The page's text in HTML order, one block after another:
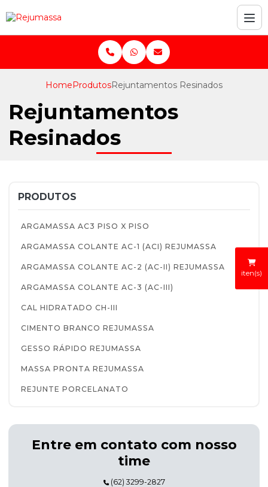
iten(s)
HomeProdutosRejuntamentos Resinados
Rejuntamentos
Resinados
PRODUTOS
ARGAMASSA AC3 PISO X PISO
ARGAMASSA COLANTE AC-1 (ACI) REJUMASSA
ARGAMASSA COLANTE AC-2 (AC-II) REJUMASSA
ARGAMASSA COLANTE AC-3 (AC-III)
CAL HIDRATADO CH-III
CIMENTO BRANCO REJUMASSA
GESSO RÁPIDO REJUMASSA
MASSA PRONTA REJUMASSA
REJUNTE PORCELANATO
Entre em contato com nosso
time
(62) 3299-2827